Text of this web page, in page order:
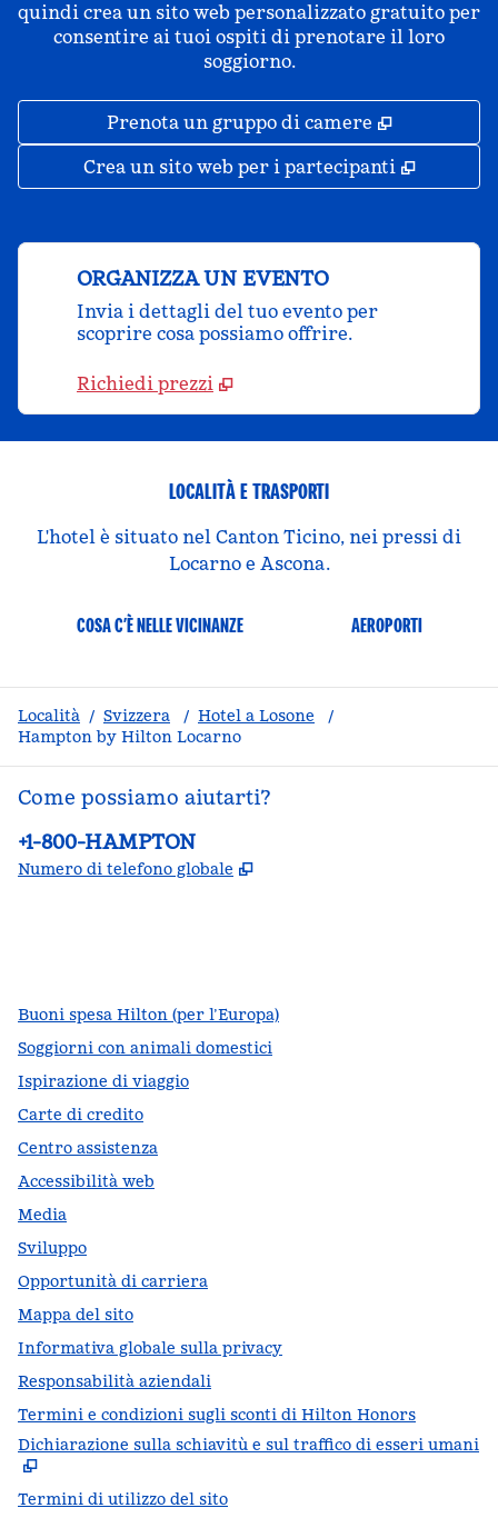
quindi crea un sito web personalizzato gratuito per
consentire ai tuoi ospiti di prenotare il loro
soggiorno.
Prenota un gruppo di camere ,
Crea un sito web per i partecipanti ,
ORGANIZZA UN EVENTO
Invia i dettagli del tuo evento per
scoprire cosa possiamo offrire.
Richiedi prezzi
LOCALITÀ E TRASPORTI
L'hotel è situato nel Canton Ticino, nei pressi di
Locarno e Ascona.
COSA C’È NELLE VICINANZE AEROPORTI
Località / Svizzera / Hotel a Losone
/
Hampton by Hilton Locarno
Come possiamo aiutarti?
Telefono:
+1-800-HAMPTON
Numero di telefono globale ,
Buoni spesa Hilton (per l’Europa)
Soggiorni con animali domestici
Ispirazione di viaggio
Carte di credito
Centro assistenza
Accessibilità web
Media
Sviluppo
Opportunità di carriera
Mappa del sito
Informativa globale sulla privacy
Responsabilità aziendali
Termini e condizioni sugli sconti di Hilton Honors
Dichiarazione sulla schiavitù e sul traffico di esseri umani
Termini di utilizzo del sito